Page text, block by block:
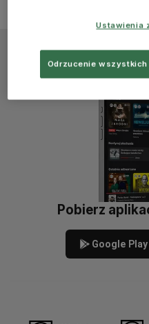
Pobierz
Google Play
Ustawienia
Odrzucenie wszystkich